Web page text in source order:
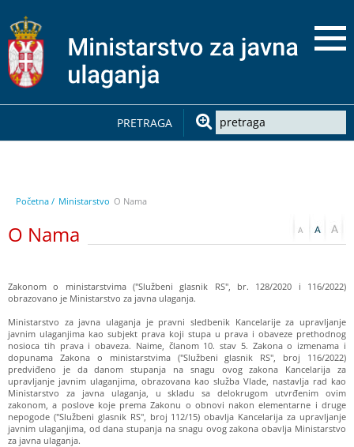
PRETRAGA
Početna / Ministarstvo O Nama
O Nama
Zakonom o ministarstvima ("Službeni glasnik RS", br. 128/2020 i 116/2022)
obrazovano je Ministarstvo za javna ulaganja.
Ministarstvo za javna ulaganja je pravni sledbenik Kancelarije za upravljanje
javnim ulaganjima kao subjekt prava koji stupa u prava i obaveze prethodnog
nosioca tih prava i obaveza. Naime, članom 10. stav 5. Zakona o izmenama i
dopunama Zakona o ministarstvima ("Službeni glasnik RS", broj 116/2022)
predviđeno je da danom stupanja na snagu ovog zakona Kancelarija za
upravljanje javnim ulaganjima, obrazovana kao služba Vlade, nastavlja rad kao
Ministarstvo za javna ulaganja, u skladu sa delokrugom utvrđenim ovim
zakonom, a poslove koje prema Zakonu o obnovi nakon elementarne i druge
nepogode ("Službeni glasnik RS", broj 112/15) obavlja Kancelarija za upravljanje
javnim ulaganjima, od dana stupanja na snagu ovog zakona obavlja Ministarstvo
za javna ulaganja.